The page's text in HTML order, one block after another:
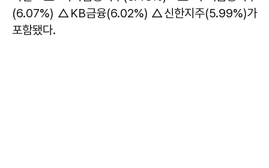
(6.07%) △KB금융(6.02%) △신한지주(5.99%)가
포함됐다.